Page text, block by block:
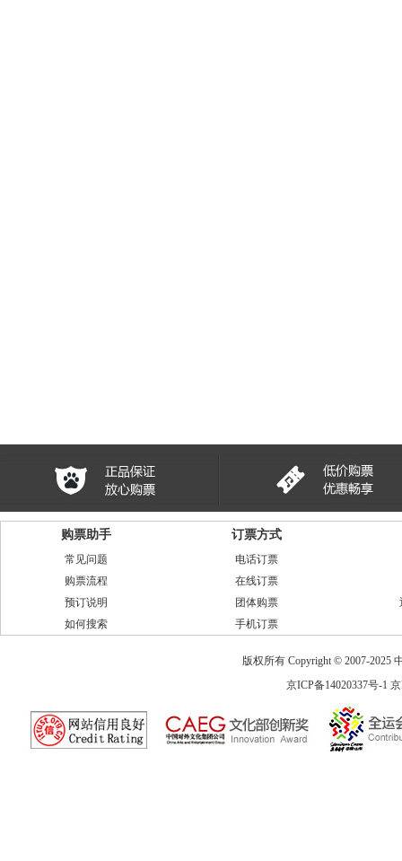
购票助手
常见问题
购票流程
预订说明
如何搜索
订票方式
电话订票
在线订票
团体购票
手机订票
版权所有 Copyright © 2007-2025
京ICP备14020337号-1